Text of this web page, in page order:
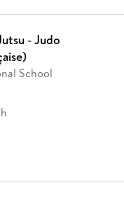
- Judo
School